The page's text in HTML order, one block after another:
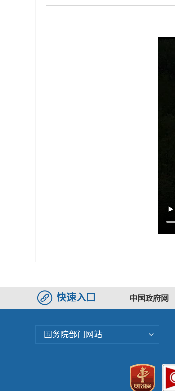
快速入口 中国政府网
国务院部门网站